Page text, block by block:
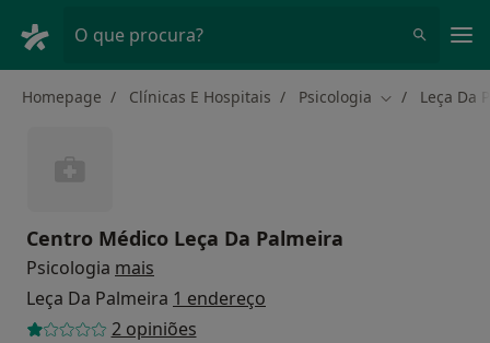
O que procura?
Homepage Clínicas E Hospitais Psicologia Mudar deLeça Da
Centro Médico Leça Da Palmeira
Psicologia mais
Leça Da Palmeira 1 endereço
2 opiniões